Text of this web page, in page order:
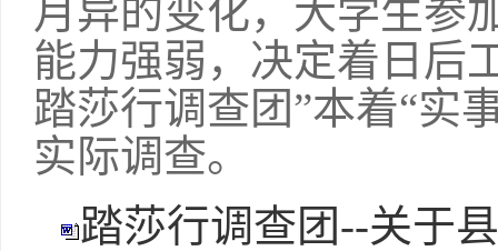
月异的变化，大学生参
能力强弱，决定着日后
踏莎行调查团”本着“实
实际调查。
踏莎行调查团--关于